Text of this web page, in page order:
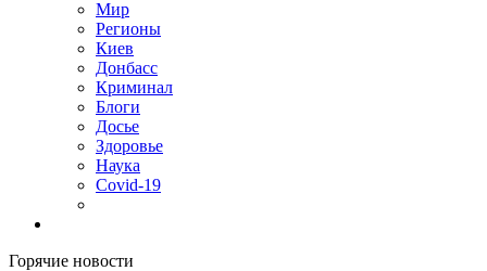
Мир
Регионы
Киев
Донбасс
Криминал
Блоги
Досье
Здоровье
Наука
Covid-19
Горячие новости